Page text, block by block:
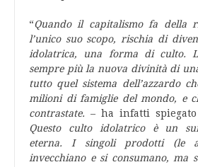
“Quando il capitalismo fa della
l’unico suo scopo, rischia di
idolatrica, una forma di culto.
sempre più la nuova divinità di
tutto quel sistema dell’azzardo
milioni di famiglie del mondo, e
contrastate. – ha infatti
Questo culto idolatrico è un
eterna. I singoli prodotti (le
invecchiano e si consumano, ma